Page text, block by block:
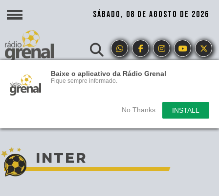
Baixe o aplicativo da Rádio Grenal
Fique sempre informado.
No Thanks INSTALL
SÁBADO, 08 DE AGOSTO DE 2026
INTER